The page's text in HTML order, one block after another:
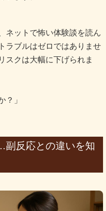
ネットで怖い体験談を読ん
ラブルはゼロではありませ
スクは大幅に下げられま
？」
反応との違いを知